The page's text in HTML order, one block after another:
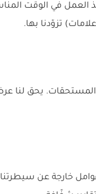
العمل في الوقت
تزوّدنا بها.
المستحقات. يحق لنا
خارجة عن سيطرتنا